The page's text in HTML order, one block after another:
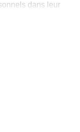
dans leur
une dimension
l’analyse